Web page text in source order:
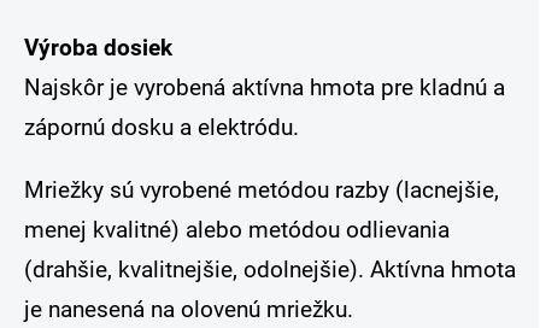
Výroba dosiek
Najskôr je vyrobená aktívna hmota pre kladnú a
zápornú dosku a elektródu.
Mriežky sú vyrobené metódou razby (lacnejšie,
menej kvalitné) alebo metódou odlievania
(drahšie, kvalitnejšie, odolnejšie). Aktívna hmota
je nanesená na olovenú mriežku.